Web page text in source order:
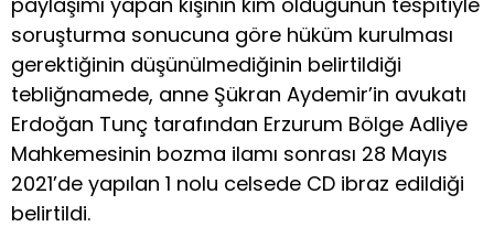
soruşturma sonucuna göre hüküm kurulması
gerektiğinin düşünülmediğinin belirtildiği
tebliğnamede, anne Şükran Aydemir’in avukatı
Erdoğan Tunç tarafından Erzurum Bölge Adliye
Mahkemesinin bozma ilamı sonrası 28 Mayıs
2021’de yapılan 1 nolu celsede CD ibraz edildiği
belirtildi.